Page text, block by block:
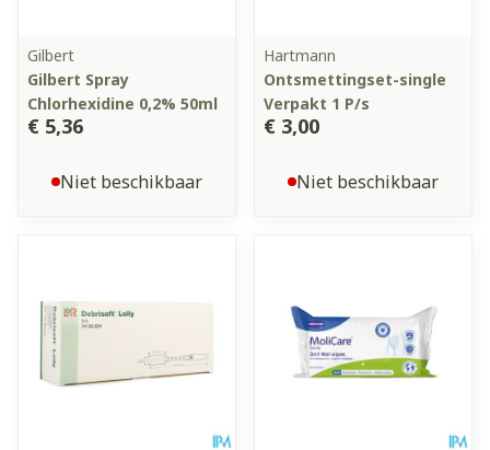
Gilbert
Gilbert Spray
Chlorhexidine 0,2% 50ml
€ 5,36
Niet beschikbaar
Hartmann
Ontsmettingset-single
Verpakt 1 P/s
€ 3,00
Niet beschikbaar